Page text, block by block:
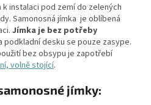
k instalaci pod zemí do zelených
Samonosná jímka je oblíbená
Jímka je bez potřeby
podkladní desku se pouze zasype.
bez obsypu je zapotřebí
volně stojící.
jímky: